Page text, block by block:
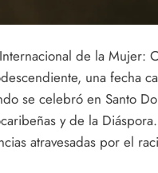
de la Mujer:
una fecha
se celebró en Santo
y de la
atravesadas por el